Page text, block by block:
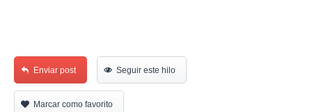
Enviar post Seguir este hilo
Marcar como favorito